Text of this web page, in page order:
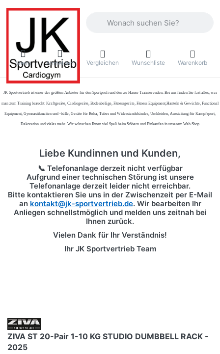
Menü Anmelden Vergleichen Wunschliste Warenkorb
JK Sportvertrieb ist einer der größten Anbieter für den Sportprofi und den zu Hause Trainierenden. Bei uns finden Sie fast alles, was
man zum Training braucht: Kraftgeräte, Cardiogeräte, Bodenbeläge, Fitnessgeräte, Fitness Equipment,Hanteln & Gewichte, Functional
Equipment, Gymnastikmatten und -bälle, Geräte für Reha, Tubes und Widerstandsbänder, Umkleiden, Ausstattung für Kampfsport,
Dekoration und vieles mehr. Wir wünschen Ihnen viel Spaß beim Stöbern und Einkaufen in unserem Web Shop
Liebe Kundinnen und Kunden,
📞 Telefonanlage derzeit nicht verfügbar
Aufgrund einer technischen Störung ist unsere
Telefonanlage derzeit leider nicht erreichbar.
Bitte kontaktieren Sie uns in der Zwischenzeit per E-Mail
an kontakt@jk-sportvertrieb.de. Wir bearbeiten Ihr
Anliegen schnellstmöglich und melden uns zeitnah bei
Ihnen zurück.
Vielen Dank für Ihr Verständnis!
Ihr JK Sportvertrieb Team
ZIVA ST 20-Pair 1-10 KG STUDIO DUMBBELL RACK -
2025